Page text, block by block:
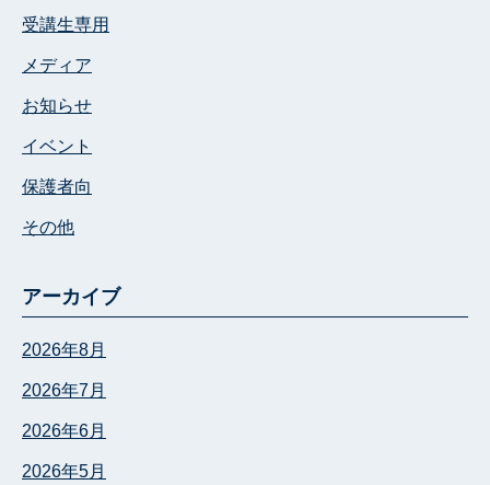
受講生専用
メディア
お知らせ
イベント
保護者向
その他
アーカイブ
2026年8月
2026年7月
2026年6月
2026年5月